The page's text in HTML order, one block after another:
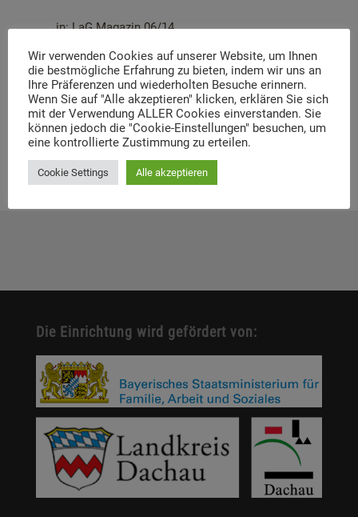
in: LaG Magazin 06/14
Steffen Jost
Link :http://lernen-aus-der-
geschichte.de/Lernen-und-
Lehren/content/11789
Die Einrichtung wird gefördert von:
Wir verwenden Cookies auf unserer Website, um Ihnen
die bestmögliche Erfahrung zu bieten, indem wir uns an
Ihre Präferenzen und wiederholten Besuche erinnern.
Wenn Sie auf "Alle akzeptieren" klicken, erklären Sie sich
mit der Verwendung ALLER Cookies einverstanden. Sie
können jedoch die "Cookie-Einstellungen" besuchen, um
eine kontrollierte Zustimmung zu erteilen.
Cookie Settings Alle akzeptieren